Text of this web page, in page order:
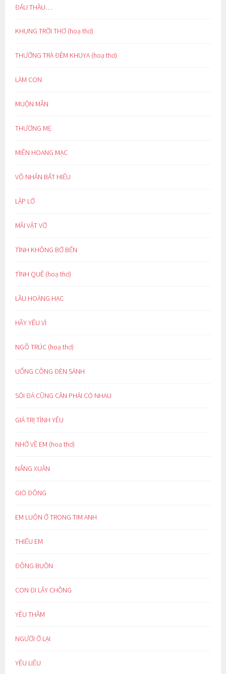
ĐẤU THẦU…
KHUNG TRỜI THƠ (hoạ thơ)
THƯỞNG TRÀ ĐÊM KHUYA (hoạ thơ)
LÀM CON
MUỘN MẰN
THƯƠNG MẸ
MIỀN HOANG MẠC
VÔ NHÂN BẤT HIẾU
LẬP LỜ
MÃI VẬT VỜ
TÌNH KHÔNG BỜ BẾN
TÌNH QUÊ (hoạ thơ)
LẦU HOÀNG HẠC
HÃY YÊU VÌ
NGÕ TRÚC (hoạ thơ)
UỔNG CÔNG ĐÈN SÁNH
SỎI ĐÁ CŨNG CẦN PHẢI CÓ NHAU
GIÁ TRỊ TÌNH YÊU
NHỚ VỀ EM (hoạ thơ)
NẮNG XUÂN
GIÓ ĐÔNG
EM LUÔN Ở TRONG TIM ANH
THIẾU EM
ĐÔNG BUỒN
CON ĐI LẤY CHỒNG
YÊU THẦM
NGƯỜI Ở LẠI
YÊU LIỀU